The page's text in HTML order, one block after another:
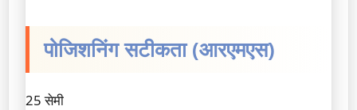
पोजिशनिंग सटीकता (आरएमएस)
25 सेमी